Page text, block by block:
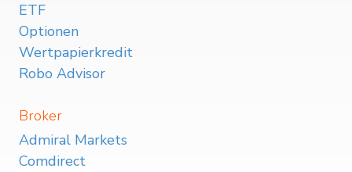
ETF
Optionen
Wertpapierkredit
Robo Advisor
Broker
Admiral Markets
Comdirect